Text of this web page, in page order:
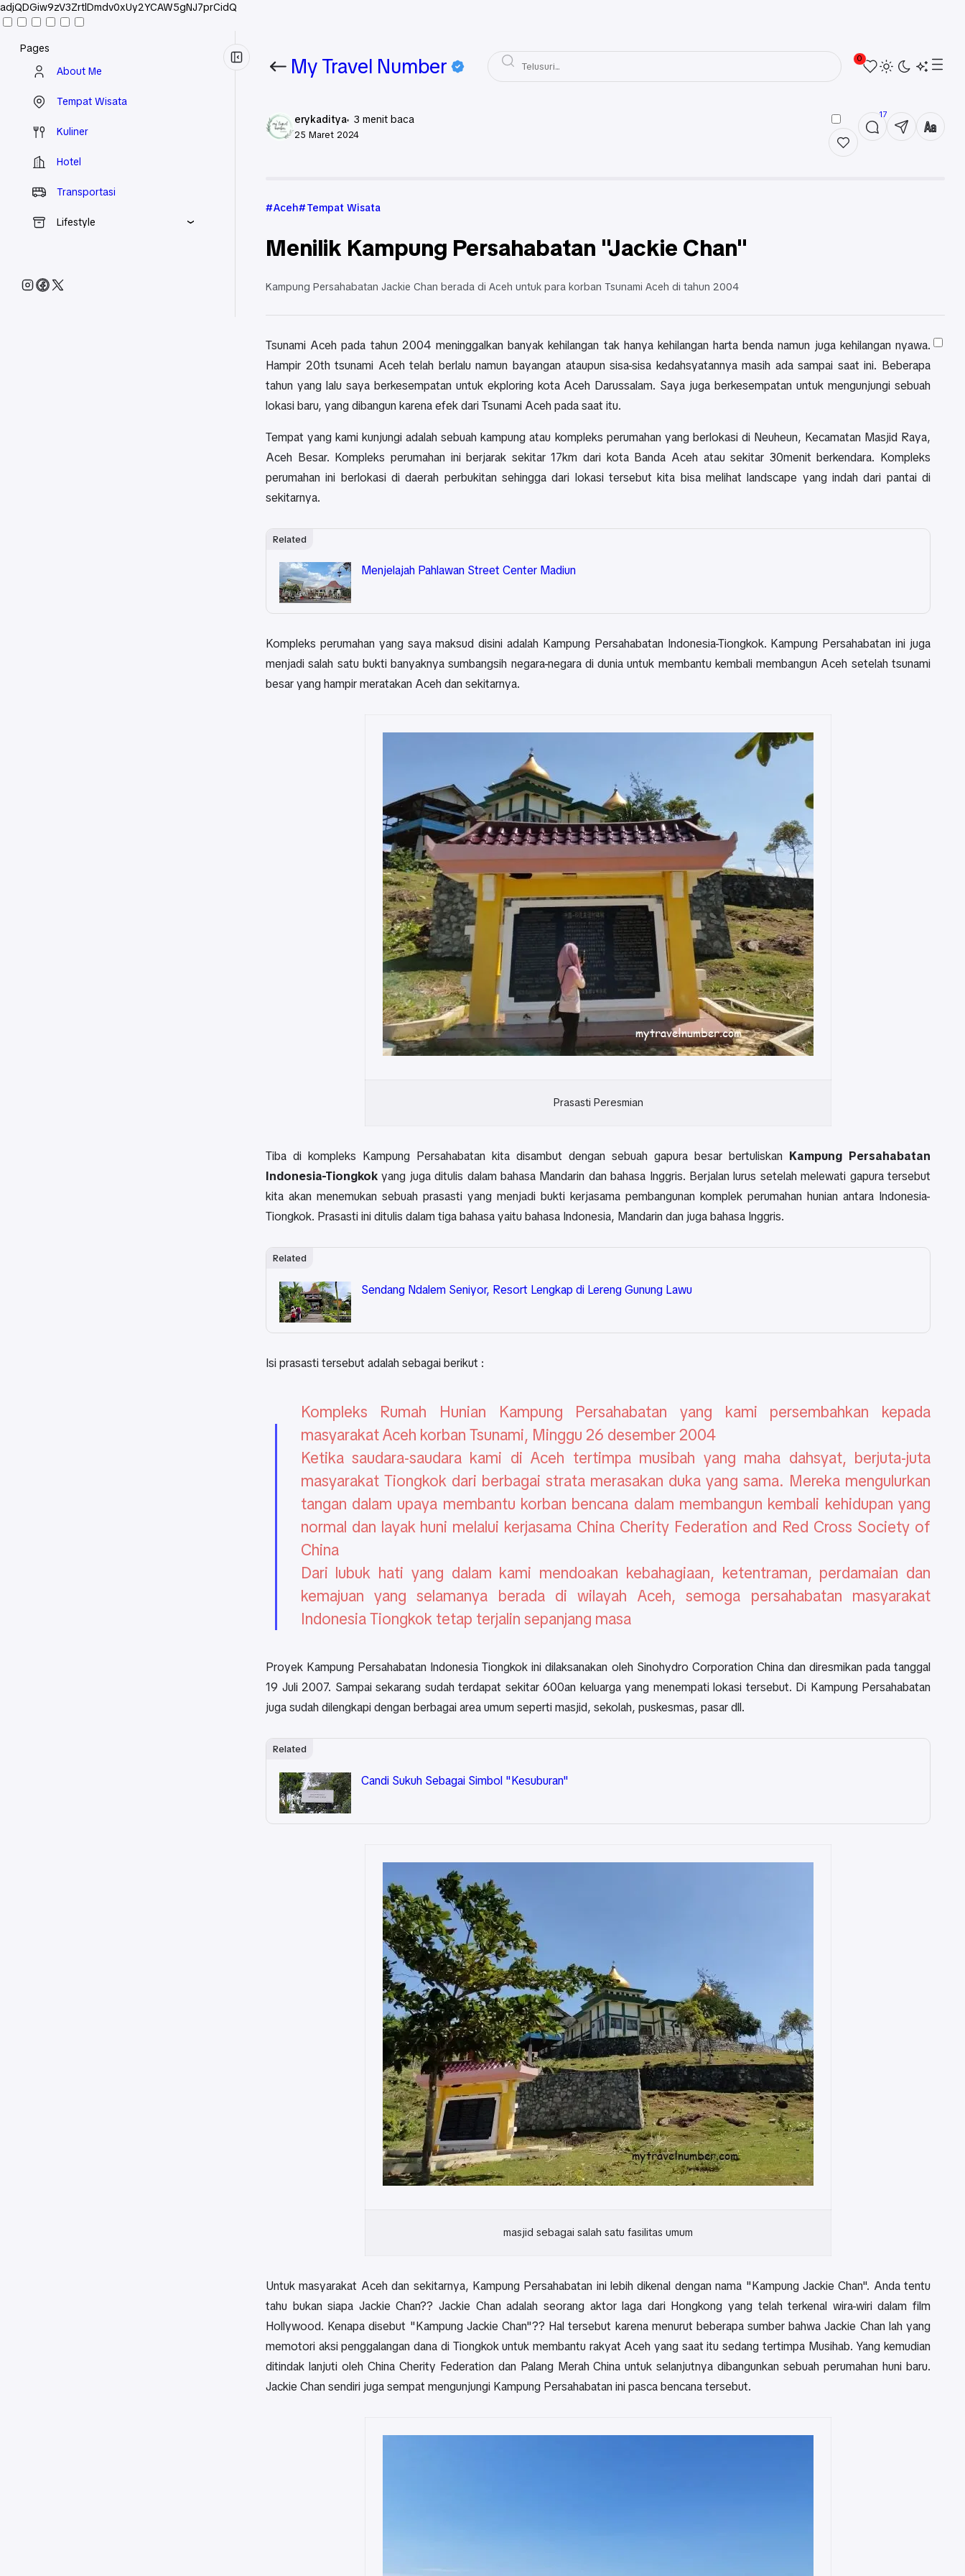
adjQDGiw9zV3ZrtlDmdv0xUy2YCAW5gNJ7prCidQ
Pages
About Me
Tempat Wisata
Kuliner
Hotel
Transportasi
Lifestyle
My Travel Number 0
erykaditya 3 menit baca
25 Maret 2024
17
Aceh Tempat Wisata
Menilik Kampung Persahabatan "Jackie Chan"
Kampung Persahabatan Jackie Chan berada di Aceh untuk para korban Tsunami Aceh di tahun 2004
Tsunami Aceh pada tahun 2004 meninggalkan banyak kehilangan tak hanya kehilangan harta benda namun juga kehilangan nyawa.
Hampir 20th tsunami Aceh telah berlalu namun bayangan ataupun sisa-sisa kedahsyatannya masih ada sampai saat ini. Beberapa
tahun yang lalu saya berkesempatan untuk ekploring kota Aceh Darussalam. Saya juga berkesempatan untuk mengunjungi sebuah
lokasi baru, yang dibangun karena efek dari Tsunami Aceh pada saat itu.
Tempat yang kami kunjungi adalah sebuah kampung atau kompleks perumahan yang berlokasi di Neuheun, Kecamatan Masjid Raya,
Aceh Besar. Kompleks perumahan ini berjarak sekitar 17km dari kota Banda Aceh atau sekitar 30menit berkendara. Kompleks
perumahan ini berlokasi di daerah perbukitan sehingga dari lokasi tersebut kita bisa melihat landscape yang indah dari pantai di
sekitarnya.
Related
Menjelajah Pahlawan Street Center Madiun
Kompleks perumahan yang saya maksud disini adalah Kampung Persahabatan Indonesia-Tiongkok. Kampung Persahabatan ini juga
menjadi salah satu bukti banyaknya sumbangsih negara-negara di dunia untuk membantu kembali membangun Aceh setelah tsunami
besar yang hampir meratakan Aceh dan sekitarnya.
Prasasti Peresmian
Tiba di kompleks Kampung Persahabatan kita disambut dengan sebuah gapura besar bertuliskan Kampung Persahabatan
Indonesia-Tiongkok yang juga ditulis dalam bahasa Mandarin dan bahasa Inggris. Berjalan lurus setelah melewati gapura tersebut
kita akan menemukan sebuah prasasti yang menjadi bukti kerjasama pembangunan komplek perumahan hunian antara Indonesia-
Tiongkok. Prasasti ini ditulis dalam tiga bahasa yaitu bahasa Indonesia, Mandarin dan juga bahasa Inggris.
Related
Sendang Ndalem Seniyor, Resort Lengkap di Lereng Gunung Lawu
Isi prasasti tersebut adalah sebagai berikut :
Kompleks Rumah Hunian Kampung Persahabatan yang kami persembahkan kepada
masyarakat Aceh korban Tsunami, Minggu 26 desember 2004
Ketika saudara-saudara kami di Aceh tertimpa musibah yang maha dahsyat, berjuta-juta
masyarakat Tiongkok dari berbagai strata merasakan duka yang sama. Mereka mengulurkan
tangan dalam upaya membantu korban bencana dalam membangun kembali kehidupan yang
normal dan layak huni melalui kerjasama China Cherity Federation and Red Cross Society of
China
Dari lubuk hati yang dalam kami mendoakan kebahagiaan, ketentraman, perdamaian dan
kemajuan yang selamanya berada di wilayah Aceh, semoga persahabatan masyarakat
Indonesia Tiongkok tetap terjalin sepanjang masa
Proyek Kampung Persahabatan Indonesia Tiongkok ini dilaksanakan oleh Sinohydro Corporation China dan diresmikan pada tanggal
19 Juli 2007. Sampai sekarang sudah terdapat sekitar 600an keluarga yang menempati lokasi tersebut. Di Kampung Persahabatan
juga sudah dilengkapi dengan berbagai area umum seperti masjid, sekolah, puskesmas, pasar dll.
Related
Candi Sukuh Sebagai Simbol "Kesuburan"
masjid sebagai salah satu fasilitas umum
Untuk masyarakat Aceh dan sekitarnya, Kampung Persahabatan ini lebih dikenal dengan nama "Kampung Jackie Chan". Anda tentu
tahu bukan siapa Jackie Chan?? Jackie Chan adalah seorang aktor laga dari Hongkong yang telah terkenal wira-wiri dalam film
Hollywood. Kenapa disebut "Kampung Jackie Chan"?? Hal tersebut karena menurut beberapa sumber bahwa Jackie Chan lah yang
memotori aksi penggalangan dana di Tiongkok untuk membantu rakyat Aceh yang saat itu sedang tertimpa Musihab. Yang kemudian
ditindak lanjuti oleh China Cherity Federation dan Palang Merah China untuk selanjutnya dibangunkan sebuah perumahan huni baru.
Jackie Chan sendiri juga sempat mengunjungi Kampung Persahabatan ini pasca bencana tersebut.